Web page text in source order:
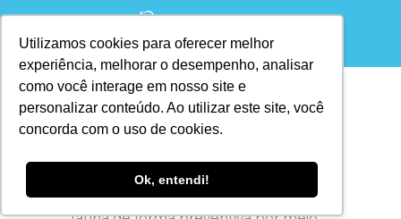
Utilizamos cookies para oferecer melhor
experiência, melhorar o desempenho, analisar
como você interage em nosso site e
personalizar conteúdo. Ao utilizar este site, você
concorda com o uso de cookies.
Ok, entendi!
O QUE FAZEMOS
Consultoria em
Soluções Ambientais
potenciais impactos à fauna marinha
e direciona as ações de proteção à